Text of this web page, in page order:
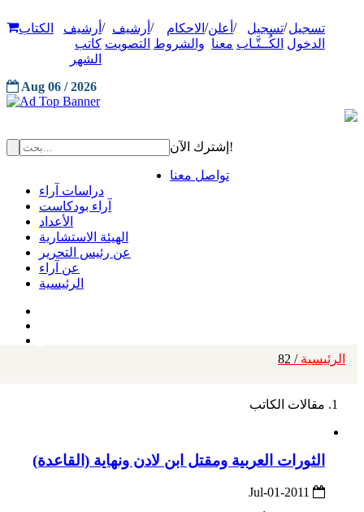
تسجيل
الدخول
/تسجيل
الكُــتَّـاب
/ أعلن
معنا
/ الاحكام
والشروط
/ أرشيف
التصويت
/ أرشيف
كاتب
الشهر
الكتاب
Aug 06 / 2026
إشترك الآن!
تواصل معنا
دراسات آراء
آراء بودكاست
الأعداد
الهيئة الاستشارية
عن رئيس التحرير
عن آراء
الرئيسية
الرئيسية / 82
مقالات الكاتب
الثورات العربية ومقتل ابن لادن ونهاية (القاعدة)